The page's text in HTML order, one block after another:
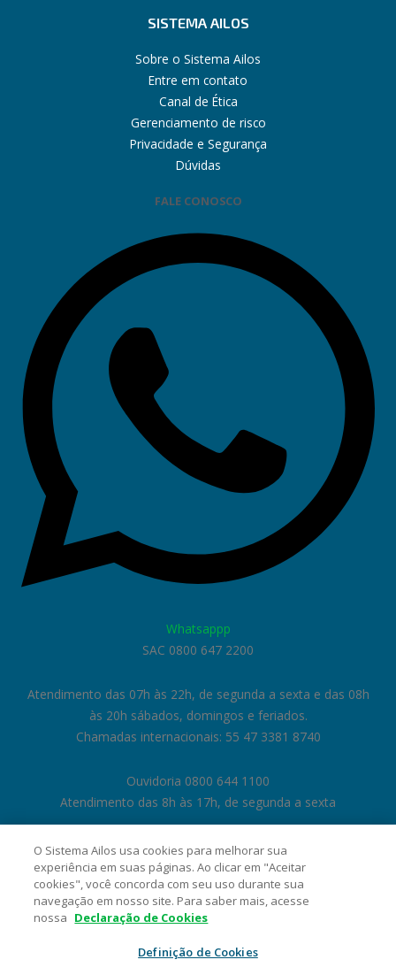
SISTEMA AILOS
Sobre o Sistema Ailos
Entre em contato
Canal de Ética
Gerenciamento de risco
Privacidade e Segurança
Dúvidas
FALE CONOSCO
Whatsappp
SAC 0800 647 2200
Atendimento das 07h às 22h, de segunda a sexta e das 08h
às 20h sábados, domingos e feriados.
Chamadas internacionais: 55 47 3381 8740
Ouvidoria 0800 644 1100
Atendimento das 8h às 17h, de segunda a sexta
O Sistema Ailos usa cookies para melhorar sua
experiência em suas páginas. Ao clicar em "Aceitar
cookies", você concorda com seu uso durante sua
navegação em nosso site. Para saber mais, acesse
nossa Declaração de Cookies
Definição de Cookies